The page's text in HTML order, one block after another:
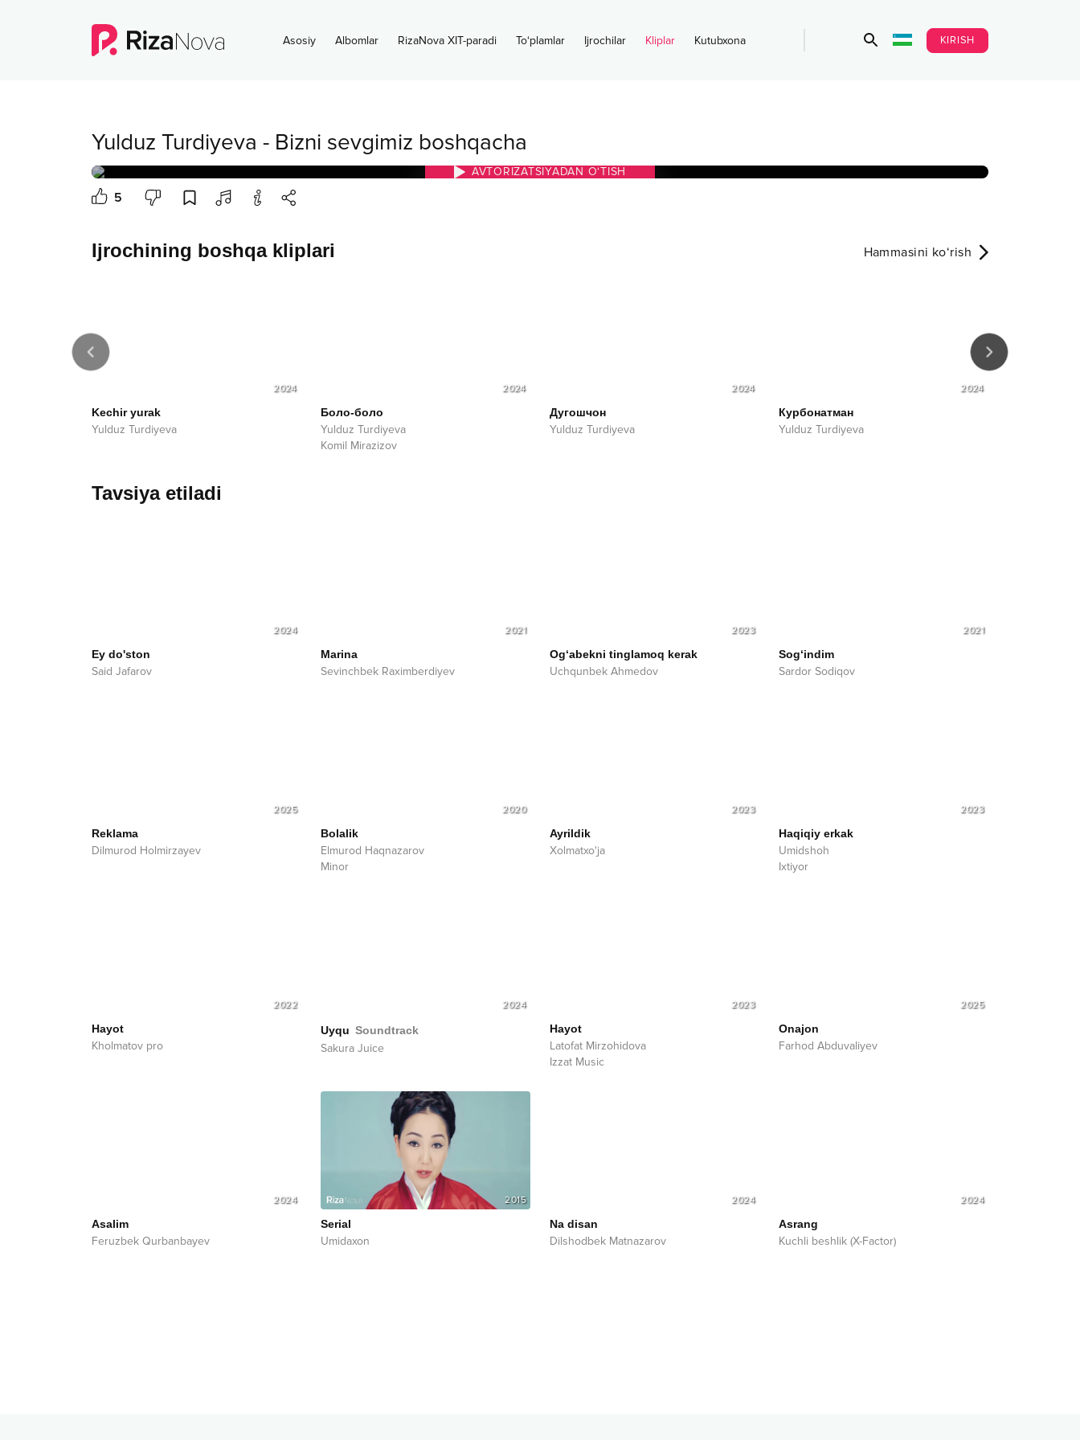
Asosiy Albomlar RizaNova XIT-paradi To‘plamlar Ijrochilar Kliplar Kutubxona KIRISH
Yulduz Turdiyeva - Bizni sevgimiz boshqacha
AVTORIZATSIYADAN O‘TISH
5
Ijrochining boshqa kliplari Hammasini ko‘rish
2024
Kechir yurak
Yulduz Turdiyeva
2024
Боло-боло
Yulduz Turdiyeva
Komil Mirazizov
2024
Дугошчон
Yulduz Turdiyeva
2024
Курбонатман
Yulduz Turdiyeva
Tavsiya etiladi
2024
Ey do'ston
Said Jafarov
2021
Marina
Sevinchbek Raximberdiyev
2023
Og‘abekni tinglamoq kerak
Uchqunbek Ahmedov
2021
Sog‘indim
Sardor Sodiqov
2025
Reklama
Dilmurod Holmirzayev
2020
Bolalik
Elmurod Haqnazarov
Minor
2023
Ayrildik
Xolmatxo'ja
2023
Haqiqiy erkak
Umidshoh
Ixtiyor
2022
Hayot
Kholmatov pro
2024
Uyqu Soundtrack
Sakura Juice
2023
Hayot
Latofat Mirzohidova
Izzat Music
2025
Onajon
Farhod Abduvaliyev
2024
Asalim
Feruzbek Qurbanbayev
2015
Serial
Umidaxon
2024
Na disan
Dilshodbek Matnazarov
2024
Asrang
Kuchli beshlik (X-Factor)